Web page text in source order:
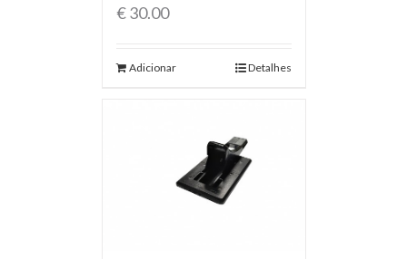
€30.00
Adicionar Detalhes